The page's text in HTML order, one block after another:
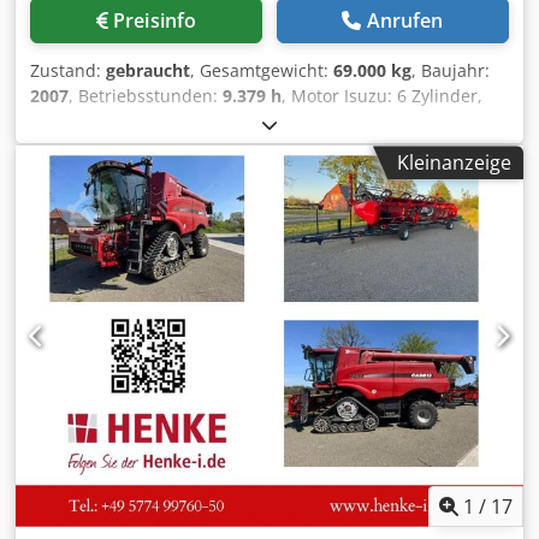
Forstwirte und ähnliche Selbstständige. Nebenerwerb ist
ausreichend. Ebenso gilt das Angebot auch für Behörden.
grundsätzlich ausgeschlossen. Zwischenverkauf und
irrtümliche Angaben bleiben jederzeit vorbehalten.
Preisinfo Anrufen
Zustand: gebraucht, Gesamtgewicht: 69.000 kg, Baujahr:
2007, Betriebsstunden: 9.379 h, Motor Isuzu: 6 Zylinder,
345kW- AH-6WG1X – EPA and CE Ausleger 6.58m Stiel 3m
Bodenplatten 650mm Alle Hydraulikleitungen
(Hammer/Greifer und Rotation) Hydraulischer
Schnellwechsler: OIL Quick OQ90 oder Lehnhoff HS80
Tieflöffel – 4,55m³ SAE Transportgewicht 69 ton
Transportbreite 3.93m Crodpfxsul U H Te Andsf
Arbeitsbreite (4,14m mit Aufstiegen) Transporthöhe 4,37m
Maschine wurde in unserer Werkstatt überholt und
repariert Bericht auf Anfrage Große Inspektion erhalten:
Alle Öle und Filter, inklusive 650 liter Hydrauliköl. CASE
Deutschland März 2026: Der Motor hat 6 neue
Einspritzdüsen (Rechnung auf Anfrage)
Kleinanzeige
1 / 17